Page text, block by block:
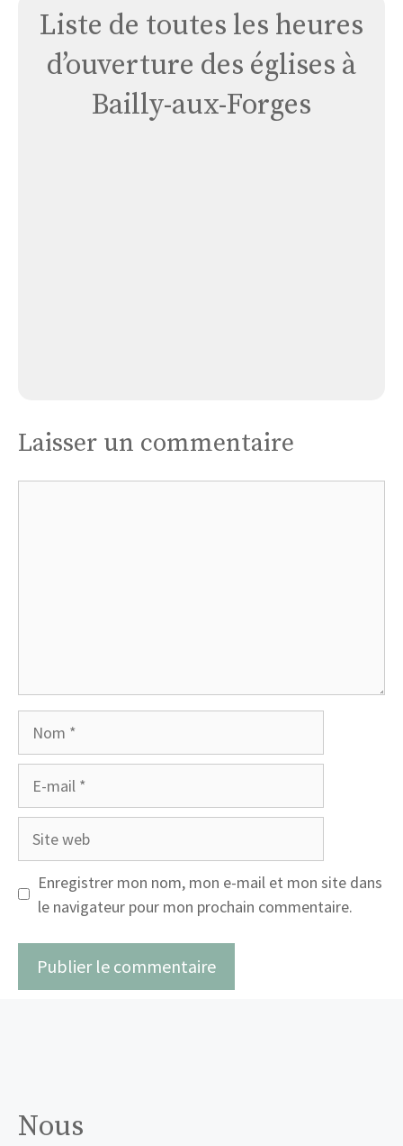
Liste de toutes les heures
d’ouverture des églises à
Bailly-aux-Forges
Laisser un commentaire
Site
Enregistrer mon nom, mon e-mail et mon site dans
le navigateur pour mon prochain commentaire.
Nous